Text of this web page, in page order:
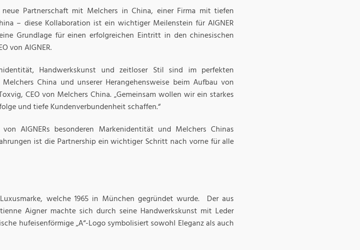
Partnerschaft mit Melchers in China, einer Firma mit tiefen
– diese Kollaboration ist ein wichtiger Meilenstein für AIGNER
Grundlage für einen erfolgreichen Eintritt in den chinesischen
von AIGNER.
Handwerkskunst und zeitloser Stil sind im perfekten
China und unserer Herangehensweise beim Aufbau von
CEO von Melchers China. „Gemeinsam wollen wir ein starkes
und tiefe Kundenverbundenheit schaffen.“
AIGNERs besonderen Markenidentität und Melchers Chinas
ist die Partnership ein wichtiger Schritt nach vorne für alle
welche 1965 in München gegründet wurde. Der aus
Aigner machte sich durch seine Handwerkskunst mit Leder
hufeisenförmige „A“-Logo symbolisiert sowohl Eleganz als auch